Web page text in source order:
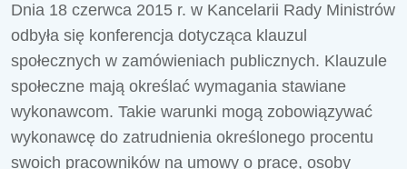
Dnia 18 czerwca 2015 r. w Kancelarii Rady Ministrów
odbyła się konferencja dotycząca klauzul
społecznych w zamówieniach publicznych. Klauzule
społeczne mają określać wymagania stawiane
wykonawcom. Takie warunki mogą zobowiązywać
wykonawcę do zatrudnienia określonego procentu
swoich pracowników na umowy o pracę, osoby